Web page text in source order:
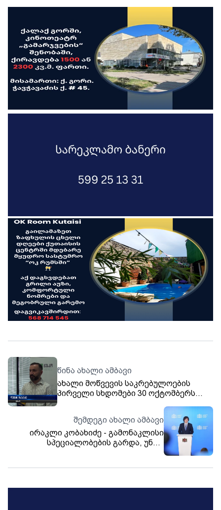
წინა ახალი ამბავი
ახალი მოწვევის საკრებულოების
პირველი სხდომები 30 ოქტომბერს
შემდეგი ახალი ამბავი
ირაკლი კობახიძე - გამონაკლისი
სპეციალობების გარდა, უნდა